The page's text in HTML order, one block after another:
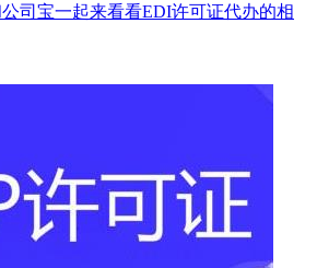
司宝一起来看看EDI许可证代办的相